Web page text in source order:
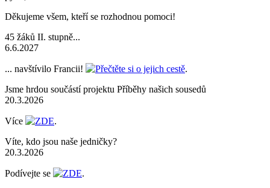
Děkujeme všem, kteří se rozhodnou pomoci!
45 žáků II. stupně...
6.6.2027
... navštívilo Francii! Přečtěte si o jejich cestě.
Jsme hrdou součástí projektu Příběhy našich sousedů
20.3.2026
Více ZDE.
Víte, kdo jsou naše jedničky?
20.3.2026
Podívejte se ZDE.